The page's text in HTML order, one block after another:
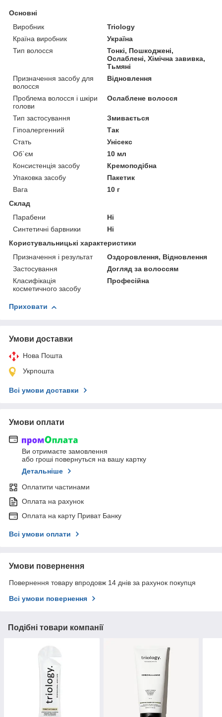
Основні
Виробник
Triology
Країна виробник
Україна
Тип волосся
Тонкі, Пошкоджені,
Ослаблені, Хімічна завивка,
Тьмяні
Призначення засобу для
волосся
Відновлення
Проблема волосся і шкіри
голови
Ослаблене волосся
Тип застосування
Змивається
Гіпоалергенний
Так
Стать
Унісекс
Об`єм
10 мл
Консистенція засобу
Кремоподібна
Упаковка засобу
Пакетик
Вага
10 г
Склад
Парабени
Ні
Синтетичні барвники
Ні
Користувальницькі характеристики
Призначення і результат
Оздоровлення, Відновлення
Застосування
Догляд за волоссям
Класифікація
косметичного засобу
Професійна
Приховати
Умови доставки
Нова Пошта
Укрпошта
Всі умови доставки
Умови оплати
Ви отримаєте замовлення
або гроші повернуться на вашу картку
Детальніше
Оплатити частинами
Оплата на рахунок
Оплата на карту Приват Банку
Всі умови оплати
Умови повернення
Повернення товару впродовж 14 днів за рахунок покупця
Всі умови повернення
Подібні товари компанії